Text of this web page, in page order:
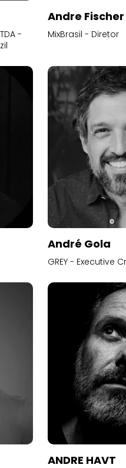
-
Andre Fischer
MixBrasil - Diretor
André Gola
GREY - Executive
ANDRE HAVT